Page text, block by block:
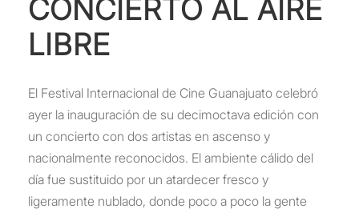
CONCIERTO AL AIRE
LIBRE
El Festival Internacional de Cine Guanajuato celebró
ayer la inauguración de su decimoctava edición con
un concierto con dos artistas en ascenso y
nacionalmente reconocidos. El ambiente cálido del
día fue sustituido por un atardecer fresco y
ligeramente nublado, donde poco a poco la gente